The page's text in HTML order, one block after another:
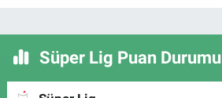
Süper Lig Puan Durumu